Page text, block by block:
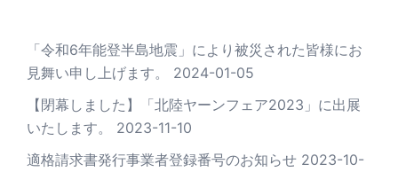
「令和6年能登半島地震」により被災された皆様にお
見舞い申し上げます。
2024-01-05
【閉幕しました】「北陸ヤーンフェア2023」に出展
いたします。
2023-11-10
適格請求書発行事業者登録番号のお知らせ 2023-10-